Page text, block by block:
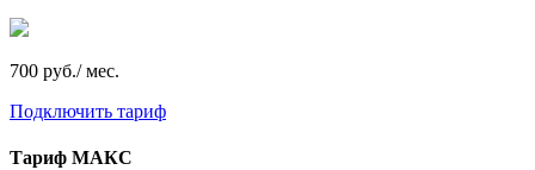
700 руб./ мес.
Подключить тариф
Тариф МАКС